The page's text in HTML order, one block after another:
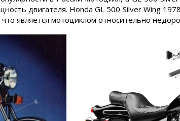
двигателя. Honda GL 500 Silver Wing
является мотоциклом относительно